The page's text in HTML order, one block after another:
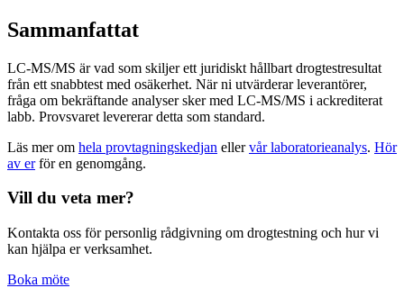
Sammanfattat
LC-MS/MS är vad som skiljer ett juridiskt hållbart drogtestresultat
från ett snabbtest med osäkerhet. När ni utvärderar leverantörer,
fråga om bekräftande analyser sker med LC-MS/MS i ackrediterat
labb. Provsvaret levererar detta som standard.
Läs mer om hela provtagningskedjan ellervår laboratorieanalys. Hör
av erför en genomgång.
Vill du veta mer?
Kontakta oss för personlig rådgivning om drogtestning och hur vi
kan hjälpa er verksamhet.
Boka möte